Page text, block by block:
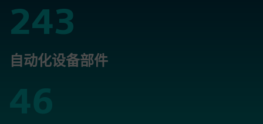
243
243
自动化设备部件
46